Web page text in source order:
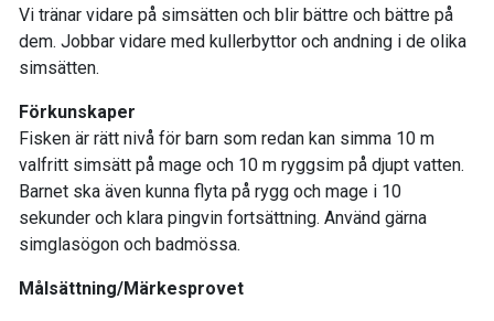
Vi tränar vidare på simsätten och blir bättre och bättre på
dem. Jobbar vidare med kullerbyttor och andning i de olika
simsätten.
Förkunskaper
Fisken är rätt nivå för barn som redan kan simma 10 m
valfritt simsätt på mage och 10 m ryggsim på djupt vatten.
Barnet ska även kunna flyta på rygg och mage i 10
sekunder och klara pingvin fortsättning. Använd gärna
simglasögon och badmössa.
Målsättning/Märkesprovet